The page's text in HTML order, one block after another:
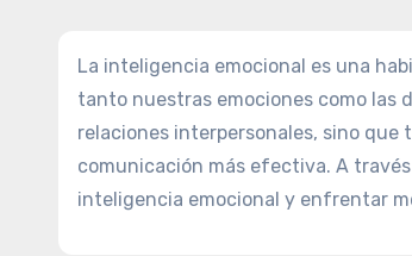
La inteligencia emocional es una
tanto nuestras emociones como las
relaciones interpersonales, sino
comunicación más efectiva. A
inteligencia emocional y enfrentar